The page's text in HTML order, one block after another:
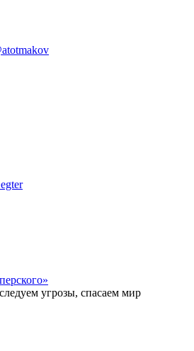
угрозы, спасаем мир